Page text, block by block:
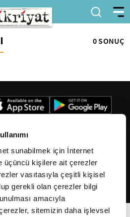
sunabilmek için İnternet
üçüncü kişilere ait çerezler
vasıtasıyla çeşitli kişisel
gerekli olan çerezler bilgi
amacıyla
sitemizin daha işlevsel
0 SONUÇ
saklıdır.